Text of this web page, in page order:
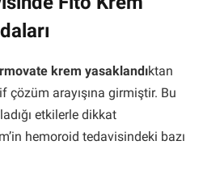
krem yasaklandıktan
çözüm arayışına girmiştir. Bu
etkilerle dikkat
hemoroid tedavisindeki bazı